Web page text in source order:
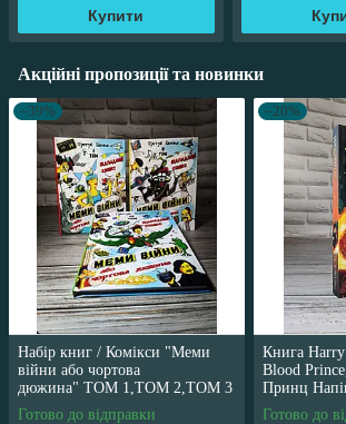
Купити
Акційні пропозиції та новинки
–39%
Набір книг / Комікси "Меми
війни або чортова
дюжина" ТОМ 1,ТОМ 2,ТОМ 3
Трегуб Ганна
Готово до відправки
–20%
Книга
Blood
Принц
Готово до